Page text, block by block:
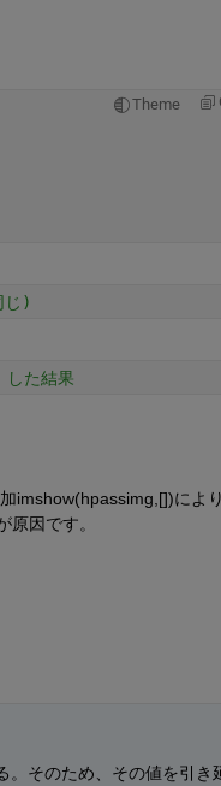
Theme
じ)
した結果
imshow(hpassimg,[])によ
因です。
。そのため、その値を引き